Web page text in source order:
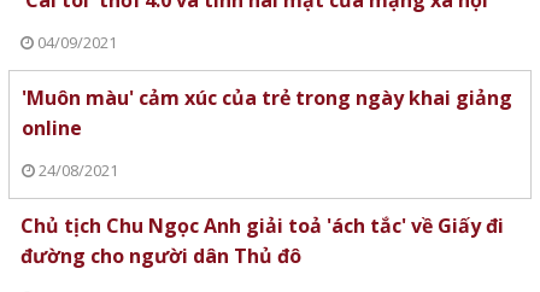
04/09/2021
'Muôn màu' cảm xúc của trẻ trong ngày khai giảng
online
24/08/2021
Chủ tịch Chu Ngọc Anh giải toả 'ách tắc' về Giấy đi
đường cho người dân Thủ đô